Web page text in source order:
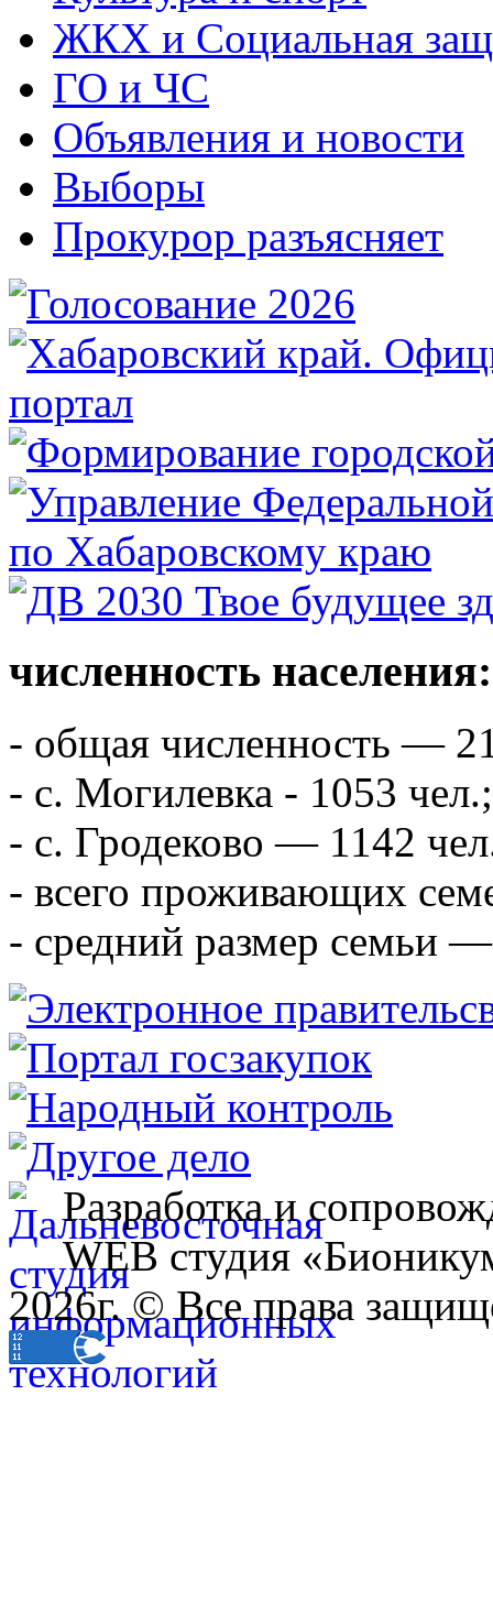
ЖКХ и Социальная
ГО и ЧС
Объявления и новости
Выборы
Прокурор разъясняет
численность населения:
- общая численность —
- с. Могилевка - 1053 чел.;
- с. Гродеково — 1142
- всего проживающих
- средний размер семьи
Разработка и
WEB студия
2026г. © Все права